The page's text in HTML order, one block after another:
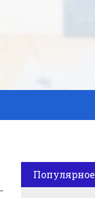
Популярное